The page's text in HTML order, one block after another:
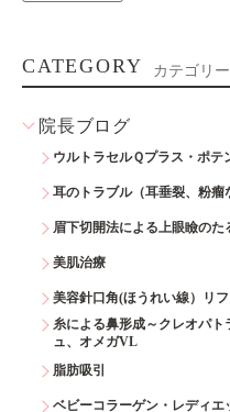
CATEGORY カテゴリー
院長ブログ
ウルトラセルＱプラス・ポテ
耳のトラブル（耳垂裂、粉瘤
眉下切開法による上眼瞼のた
美肌治療
美容針口角(ほうれい線）リフ
糸による鼻形成～クレオパ
ュ、オメガVL
脂肪吸引
ベビーコラーゲン・レディエ